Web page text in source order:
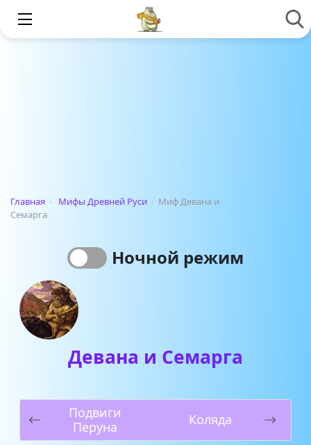
Главная › Мифы Древней Руси › Миф Девана и
Семарга
Ночной режим
Девана и Семарга
Подвиги
Перуна
Коляда